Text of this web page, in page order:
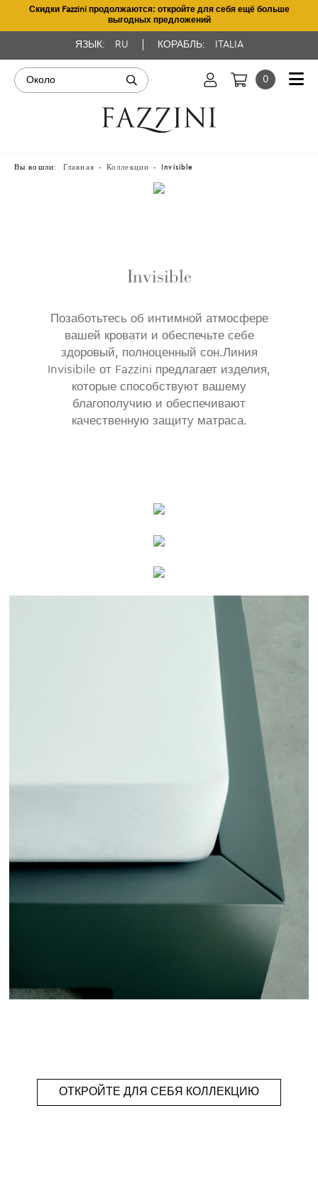
Скидки Fazzini продолжаются: откройте для себя ещё больше
выгодных предложений
ЯЗЫК: RU КОРАБЛЬ: ITALIA
0
Вы вошли: Главная Коллекции Invisible
Invisible
Позаботьтесь об интимной атмосфере
вашей кровати и обеспечьте себе
здоровый, полноценный сон.Линия
Invisibile от Fazzini предлагает изделия,
которые способствуют вашему
благополучию и обеспечивают
качественную защиту матраса.
ОТКРОЙТЕ ДЛЯ СЕБЯ КОЛЛЕКЦИЮ